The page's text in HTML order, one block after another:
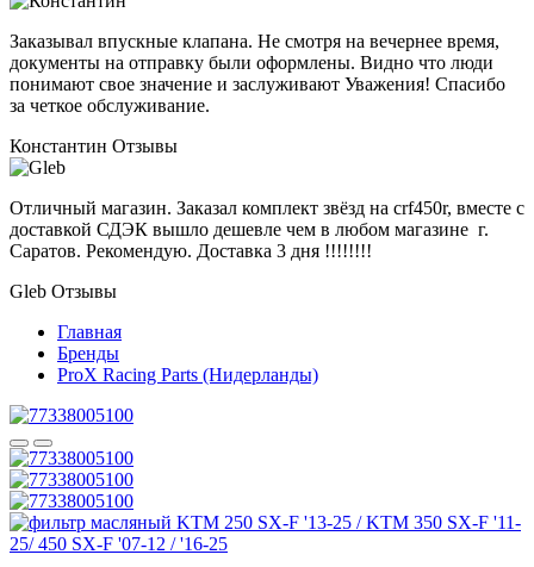
Заказывал впускные клапана. Не смотря на вечернее время,
документы на отправку были оформлены. Видно что люди
понимают свое значение и заслуживают Уважения! Спасибо
за четкое обслуживание.
Константин Отзывы
Отличный магазин. Заказал комплект звёзд на crf450r, вместе с
доставкой СДЭК вышло дешевле чем в любом магазине г.
Саратов. Рекомендую. Доставка 3 дня !!!!!!!!
Gleb Отзывы
Главная
Бренды
ProX Racing Parts (Нидерланды)